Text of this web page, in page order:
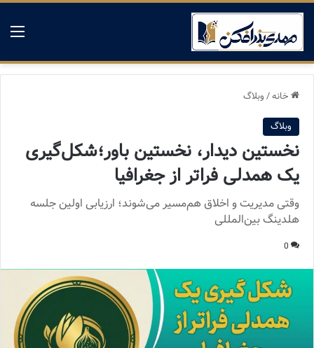
خانه/وبلاگ
وبلاگ
نخستین دیدار، نخستین باور؛شکل‌گیری
یک همدلی فراتر از جغرافیا
وقتی مدیریت و اخلاق هم‌مسیر می‌شوند؛ ارزیابی اولین جلسه
هلدینگ بین‌المللی
0